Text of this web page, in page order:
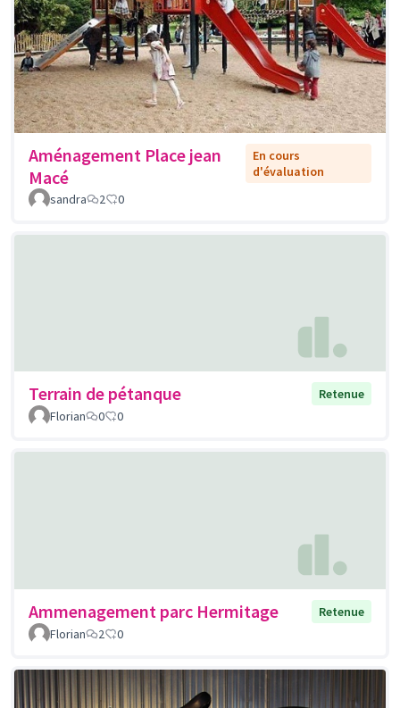
Aménagement Place jean
Macé
En cours
d'évaluation
sandra
2 0
Terrain de pétanque
Retenue
Florian
0 0
Ammenagement parc Hermitage
Retenue
Florian
2 0